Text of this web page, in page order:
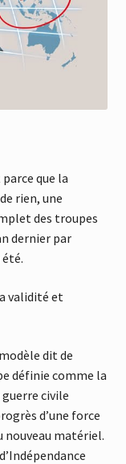
que la
rien, une
des troupes
dernier par
validité et
dit de
définie comme la
guerre civile
d’une force
nouveau matériel.